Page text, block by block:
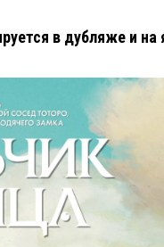
в дубляже и